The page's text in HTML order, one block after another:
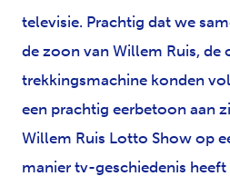
televisie. Prachtig dat we
de zoon van Willem Ruis, de
trekkingsmachine konden
een prachtig eerbetoon aan
Willem Ruis Lotto Show op
manier tv-geschiedenis